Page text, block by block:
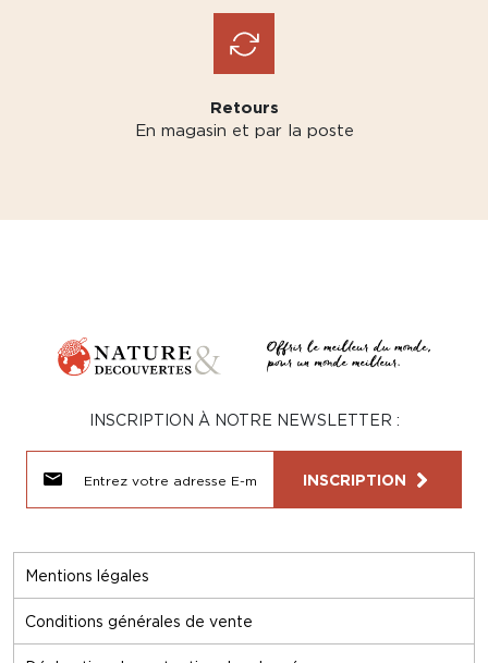
Retours
En magasin et par la poste
Mentions légales
Conditions générales de vente
INSCRIPTION À NOTRE NEWSLETTER :
INSCRIPTION